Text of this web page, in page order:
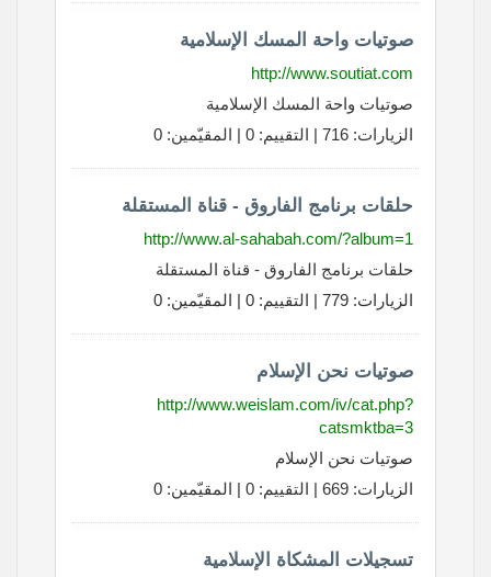
صوتيات واحة المسك الإسلامية
http://www.soutiat.com
صوتيات واحة المسك الإسلامية
الزيارات: 716 | التقييم: 0 | المقيّمين: 0
حلقات برنامج الفاروق - قناة المستقلة
http://www.al-sahabah.com/?album=1
حلقات برنامج الفاروق - قناة المستقلة
الزيارات: 779 | التقييم: 0 | المقيّمين: 0
صوتيات نحن الإسلام
http://www.weislam.com/iv/cat.php?
catsmktba=3
صوتيات نحن الإسلام
الزيارات: 669 | التقييم: 0 | المقيّمين: 0
تسجيلات المشكاة الإسلامية